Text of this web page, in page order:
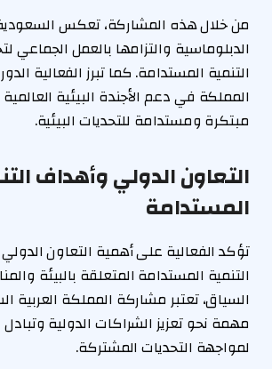
من خلال هذه المشاركة، تعكس
الدبلوماسية والتزامها بالعمل الجماعي
التنمية المستدامة. كما تبرز الفعالية
المملكة في دعم الأجندة البيئية
مبتكرة ومستدامة للتحديات البيئية.
التعاون الدولي وأهداف
المستدامة
تؤكد الفعالية على أهمية التعاون
التنمية المستدامة المتعلقة بالبيئة
السياق، تعتبر مشاركة المملكة
مهمة نحو تعزيز الشراكات الدولية
لمواجهة التحديات المشتركة.